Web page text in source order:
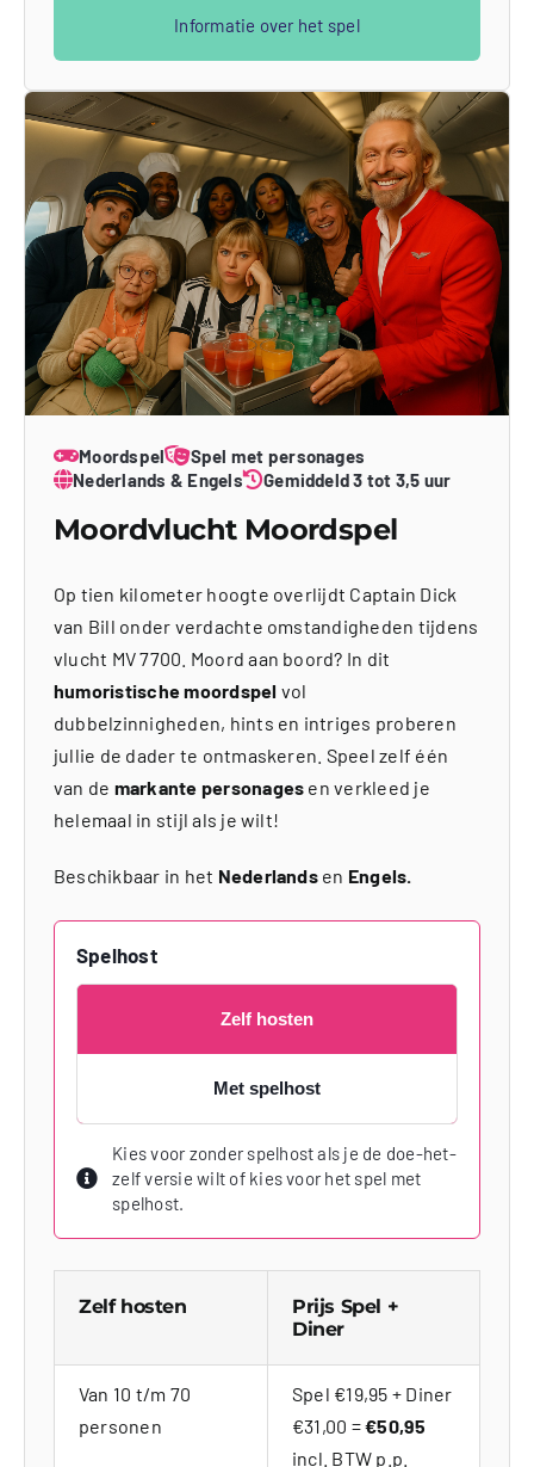
Informatie over het spel
Moordspel
Spel met personages
Nederlands & Engels
Gemiddeld 3 tot 3,5 uur
Moordvlucht Moordspel
Op tien kilometer hoogte overlijdt Captain Dick
van Bill onder verdachte omstandigheden tijdens
vlucht MV 7700. Moord aan boord? In dit
humoristische moordspel vol
dubbelzinnigheden, hints en intriges proberen
jullie de dader te ontmaskeren. Speel zelf één
van de markante personages en verkleed je
helemaal in stijl als je wilt!
Beschikbaar in het Nederlandsen Engels.
Spelhost
Zelf hosten
Met spelhost
Kies voor zonder spelhost als je de doe-het-
zelf versie wilt of kies voor het spel met
spelhost.
Zelf hosten
Prijs Spel +
Diner
Van 10 t/m 70
personen
Spel €19,95 + Diner
€31,00 =€50,95
incl. BTW p.p.